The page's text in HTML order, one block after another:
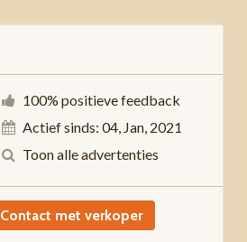
100% positieve feedback
Actief sinds: 04, Jan, 2021
Toon alle advertenties
Contact met verkoper